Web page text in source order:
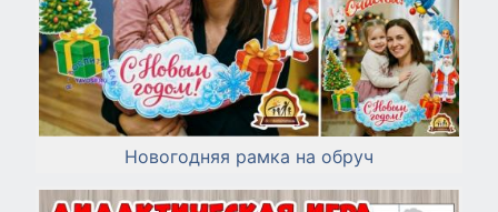
Новогодняя рамка на обруч